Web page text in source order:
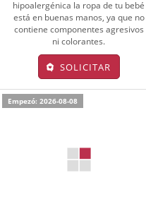
hipoalergénica la ropa de tu bebé
está en buenas manos, ya que no
contiene componentes agresivos
ni colorantes.
SOLICITAR
Empezó: 2026-08-08